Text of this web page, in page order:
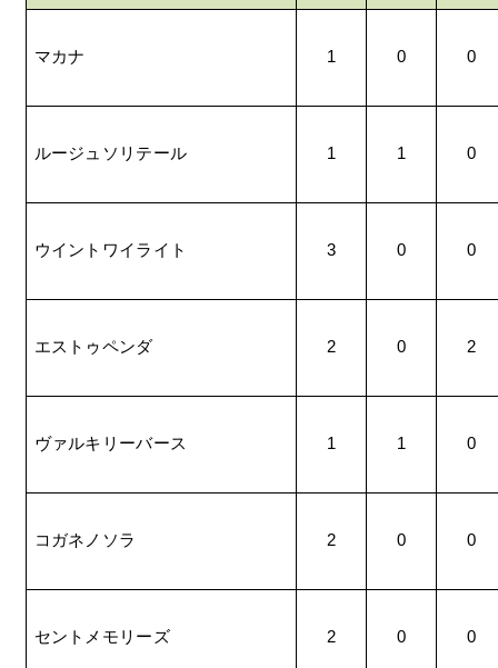
マカナ 1 0 0
ルージュソリテール 1 1 0
ウイントワイライト 3 0 0
エストゥペンダ 2 0 2
ヴァルキリーバース 1 1 0
コガネノソラ 2 0 0
セントメモリーズ 2 0 0